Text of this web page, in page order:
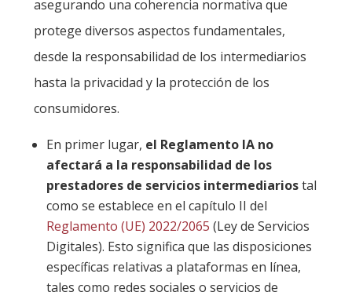
asegurando una coherencia normativa que
protege diversos aspectos fundamentales,
desde la responsabilidad de los intermediarios
hasta la privacidad y la protección de los
consumidores.
En primer lugar, el Reglamento IA no
afectará a la responsabilidad de los
prestadores de servicios intermediariostal
como se establece en el capítulo II del
Reglamento (UE) 2022/2065 (Ley de Servicios
Digitales). Esto significa que las disposiciones
específicas relativas a plataformas en línea,
tales como redes sociales o servicios de